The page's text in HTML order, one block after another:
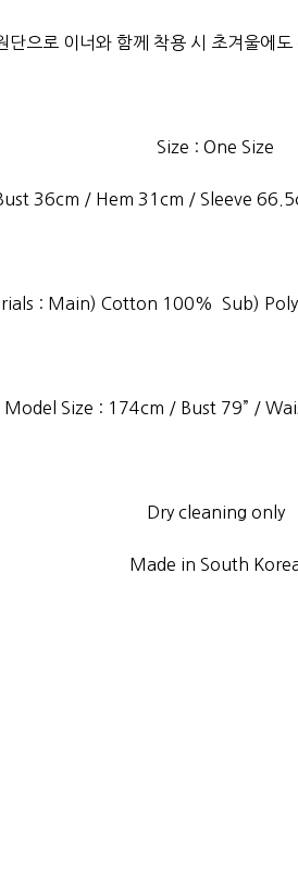
단으로 이너와 함께 착용 시 초겨울에
Size : One Size
36cm / Hem 31cm / Sleeve
: Main) Cotton 100% Sub)
Model Size : 174cm / Bust 79” /
Dry cleaning only
Made in South